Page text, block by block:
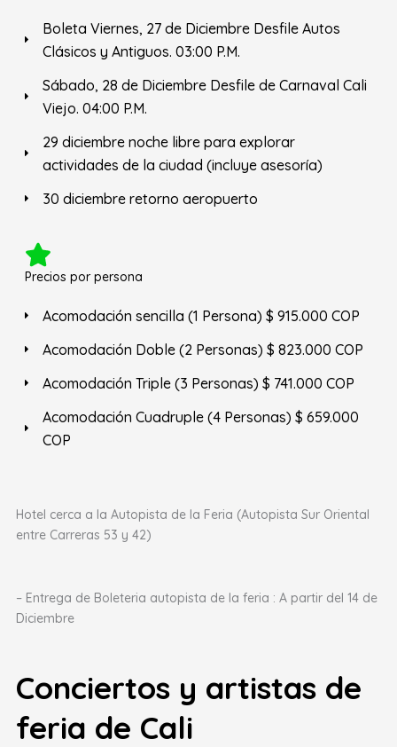
Boleta Viernes, 27 de Diciembre Desfile Autos
Clásicos y Antiguos. 03:00 P.M.
Sábado, 28 de Diciembre Desfile de Carnaval Cali
Viejo. 04:00 P.M.
29 diciembre noche libre para explorar
actividades de la ciudad (incluye asesoría)
30 diciembre retorno aeropuerto
Precios por persona
Acomodación sencilla (1 Persona) $ 915.000 COP
Acomodación Doble (2 Personas) $ 823.000 COP
Acomodación Triple (3 Personas) $ 741.000 COP
Acomodación Cuadruple (4 Personas) $ 659.000
COP
Hotel cerca a la Autopista de la Feria (Autopista Sur Oriental
entre Carreras 53 y 42)
– Entrega de Boleteria autopista de la feria : A partir del 14 de
Diciembre
Conciertos y artistas de
feria de Cali